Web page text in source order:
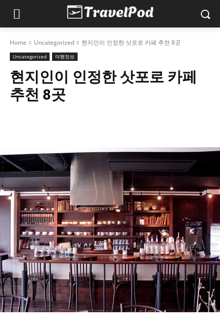
Home Uncategorized 현지인이 인정한 삿포로 카페 추천 8곳
Uncategorized 여행정보
현지인이 인정한 삿포로 카페
추천 8곳